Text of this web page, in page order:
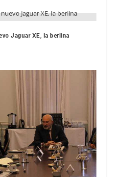
Jaguar XE, la berlina